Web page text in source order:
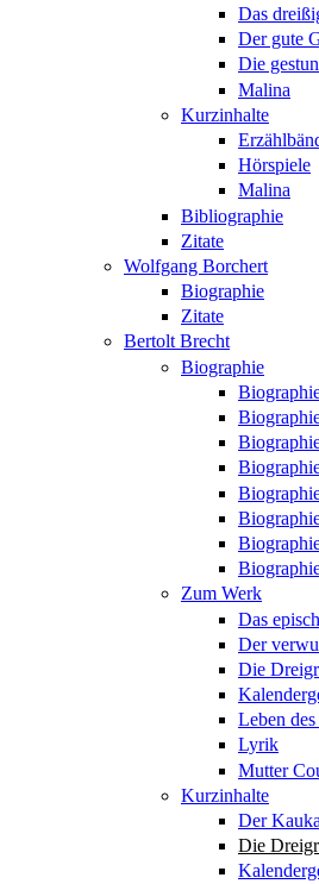
Das
Der gute
Die
Malina
Kurzinhalte
Hörspiele
Malina
Bibliographie
Zitate
Wolfgang Borchert
Biographie
Zitate
Bertolt Brecht
Biographie
Zum Werk
Das
Der
Die
Leben
Lyrik
Mutter
Kurzinhalte
Der
Die